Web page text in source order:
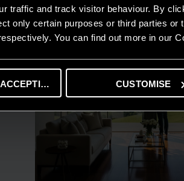
traffic and track visitor behaviour. By
only certain purposes or third parties
You can find out more in our
CUSTOMISE